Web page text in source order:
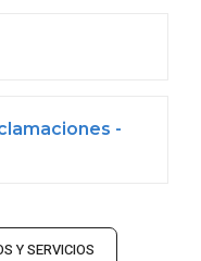
-
Y SERVICIOS